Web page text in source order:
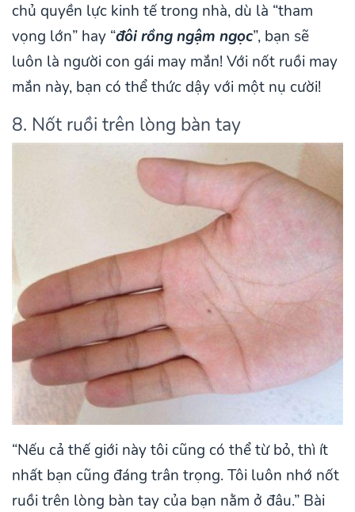
chủ quyền lực kinh tế trong nhà, dù là “tham
vọng lớn” hay “đôi rồng ngậm ngọc”, bạn sẽ
luôn là người con gái may mắn! Với nốt ruồi may
mắn này, bạn có thể thức dậy với một nụ cười!
8. Nốt ruồi trên lòng bàn tay
“Nếu cả thế giới này tôi cũng có thể từ bỏ, thì ít
nhất bạn cũng đáng trân trọng. Tôi luôn nhớ nốt
ruồi trên lòng bàn tay của bạn nằm ở đâu.” Bài